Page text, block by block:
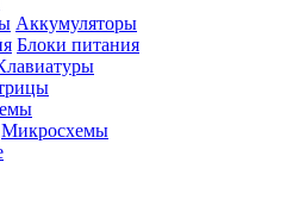
Аккумуляторы
Блоки питания
Микросхемы